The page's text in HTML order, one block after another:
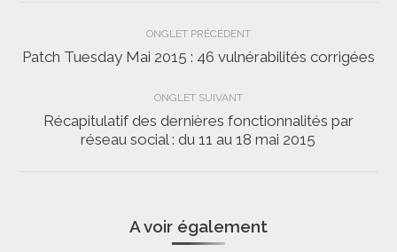
Navigation
de
commentaire
ONGLET PRÉCÉDENT
Onglet
Patch Tuesday Mai 2015 : 46 vulnérabilités corrigées
ONGLET SUIVANT
Onglet
Récapitulatif des dernières fonctionnalités par
réseau social : du 11 au 18 mai 2015
A voir également